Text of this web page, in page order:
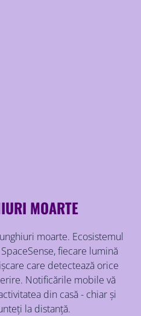
MOARTE
moarte. Ecosistemul
fiecare lumină
care detectează orice
Notificările mobile vă
din casă - chiar și
la distanță.